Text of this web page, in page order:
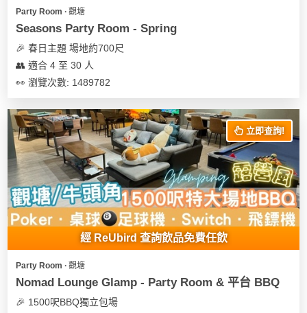
遊
租
Party Room ∙ 觀塘
Seasons Party Room - Spring
🎉 春日主題 場地約700尺
👥 適合 4 至 30 人
👀 瀏覽次數: 1489782
立即查詢!
經 ReUbird 查詢飲品免費任飲
Party Room ∙ 觀塘
Nomad Lounge Glamp - Party Room & 平台 BBQ
🎉 1500呎BBQ獨立包場